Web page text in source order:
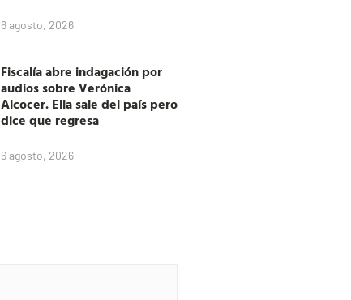
6 agosto, 2026
Fiscalía abre indagación por
audios sobre Verónica
Alcocer. Ella sale del país pero
dice que regresa
6 agosto, 2026